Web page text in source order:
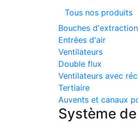
Tous nos produits
Bouches d'extraction
Entrées d'air
Ventilateurs
Double flux
Ventilateurs avec
Tertiaire
Auvents et canaux
Système